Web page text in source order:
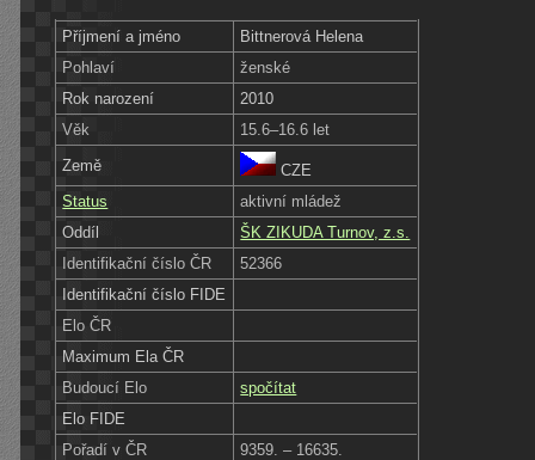
Příjmení a jméno
Bittnerová Helena
Pohlaví
ženské
Rok narození
2010
Věk
15.6–16.6 let
Země
CZE
Status
aktivní mládež
Oddíl
ŠK ZIKUDA Turnov, z.s.
Identifikační číslo ČR
52366
Identifikační číslo FIDE
Elo ČR
Maximum Ela ČR
Budoucí Elo
spočítat
Elo FIDE
Pořadí v ČR
9359. – 16635.